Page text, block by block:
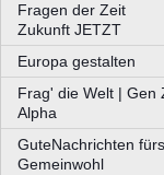
Fragen der
Zukunft JETZT
Europa gestalten
Frag' die Welt | Gen
Alpha
GuteNachrichten fürs
Gemeinwohl